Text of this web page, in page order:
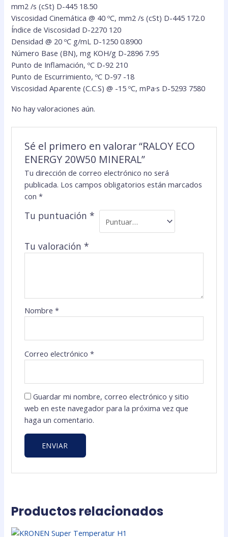
mm2 /s (cSt) D-445 18.50
Viscosidad Cinemática @ 40 ºC, mm2 /s (cSt) D-445 172.0
Índice de Viscosidad D-2270 120
Densidad @ 20 ºC g/mL D-1250 0.8900
Número Base (BN), mg KOH/g D-2896 7.95
Punto de Inflamación, ºC D-92 210
Punto de Escurrimiento, ºC D-97 -18
Viscosidad Aparente (C.C.S) @ -15 ºC, mPa·s D-5293 7580
No hay valoraciones aún.
Sé el primero en valorar “RALOY ECO
ENERGY 20W50 MINERAL”
Tu dirección de correo electrónico no será
publicada. Los campos obligatorios están marcados
con *
Tu puntuación *
Tu valoración *
Nombre *
Correo electrónico *
Guardar mi nombre, correo electrónico y sitio
web en este navegador para la próxima vez que
haga un comentario.
Productos relacionados